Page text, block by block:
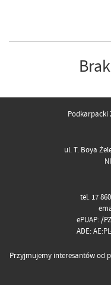
Podkarpacki
ul. T. Boya
tel. 17
ePUAP: /
ADE:
Przyjmujemy interesantów od